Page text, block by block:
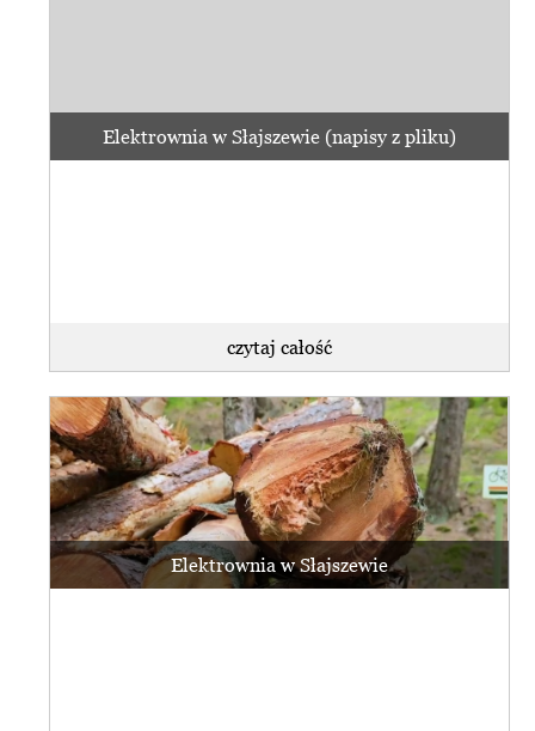
Elektrownia w Słajszewie (napisy z pliku)
czytaj całość
Elektrownia w Słajszewie